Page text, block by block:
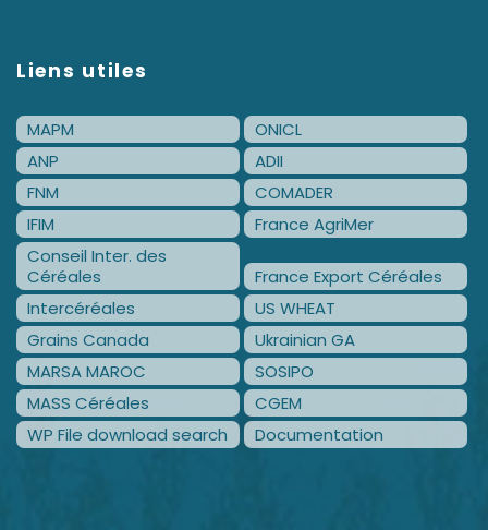
Liens utiles
MAPM
ONICL
ANP
ADII
FNM
COMADER
IFIM
France AgriMer
Conseil Inter. des
Céréales
France Export Céréales
Intercéréales
US WHEAT
Grains Canada
Ukrainian GA
MARSA MAROC
SOSIPO
MASS Céréales
CGEM
WP File download search
Documentation